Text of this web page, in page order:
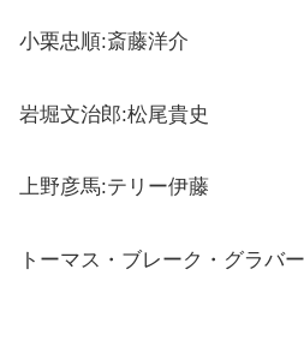
小栗忠順:斎藤洋介
岩堀文治郎:松尾貴史
上野彦馬:テリー伊藤
トーマス・ブレーク・グラバ